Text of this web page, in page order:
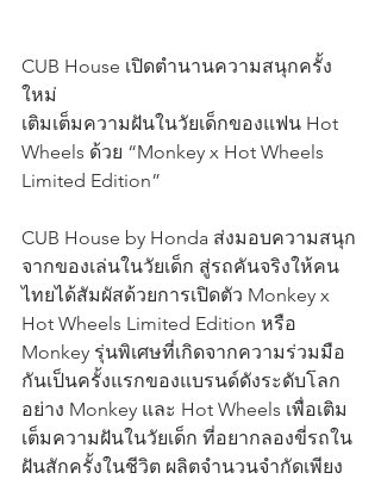
CUB House เปิดตำนานความสนุกครั้ง
ใหม่
เติมเต็มความฝันในวัยเด็กของแฟน Hot
Wheels ด้วย “Monkey x Hot Wheels
Limited Edition”
CUB House by Honda ส่งมอบความสนุก
จากของเล่นในวัยเด็ก สู่รถคันจริงให้คน
ไทยได้สัมผัสด้วยการเปิดตัว Monkey x
Hot Wheels Limited Edition หรือ
Monkey รุ่นพิเศษที่เกิดจากความร่วมมือ
กันเป็นครั้งแรกของแบรนด์ดังระดับโลก
อย่าง Monkey และ Hot Wheels เพื่อเติม
เต็มความฝันในวัยเด็ก ที่อยากลองขี่รถใน
ฝันสักครั้งในชีวิต ผลิตจำนวนจำกัดเพียง